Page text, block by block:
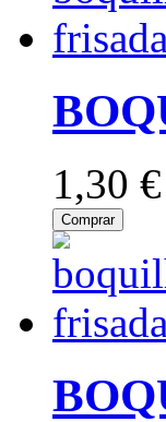
1,30 €
Comprar